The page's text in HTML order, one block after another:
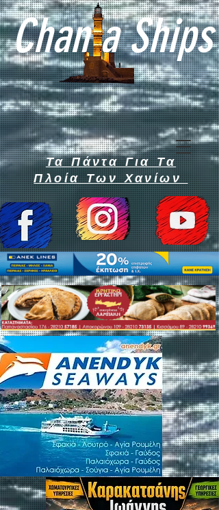
Chan a Ships
Τα Πάντα Για Τα
Πλοία Των Χανίων